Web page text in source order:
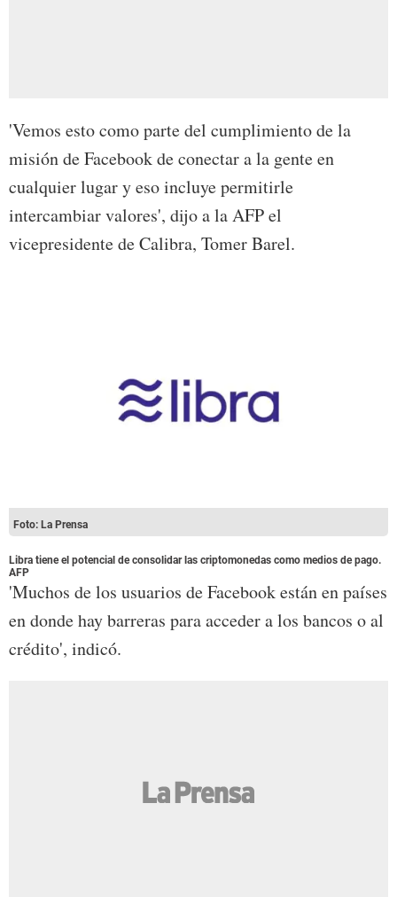
'Vemos esto como parte del cumplimiento de la
misión de Facebook de conectar a la gente en
cualquier lugar y eso incluye permitirle
intercambiar valores', dijo a la AFP el
vicepresidente de Calibra, Tomer Barel.
Foto: La Prensa
Libra tiene el potencial de consolidar las criptomonedas como medios de pago.
AFP
'Muchos de los usuarios de Facebook están en países
en donde hay barreras para acceder a los bancos o al
crédito', indicó.